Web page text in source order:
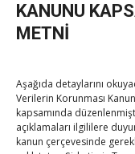
KANUNU
METNİ
Aşağıda detaylarını
Verilerin Korunması
kapsamında
açıklamaları ilgililere
kanun çerçevesinde
TOBB Son
Kahramanmaraş
binası hizmete açıldı